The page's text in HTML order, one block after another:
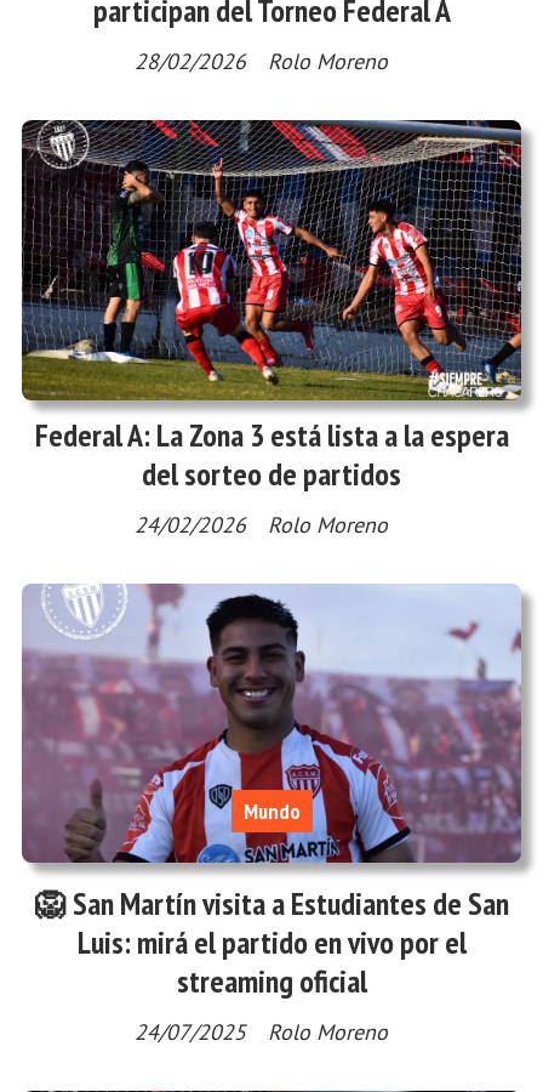
participan del Torneo Federal A
Rolo Moreno
28/02/2026
Federal A: La Zona 3 está lista a la espera
del sorteo de partidos
Rolo Moreno
24/02/2026
🦁 San Martín visita a Estudiantes de San
Luis: mirá el partido en vivo por el
streaming oficial
Rolo Moreno
Mundo
24/07/2025